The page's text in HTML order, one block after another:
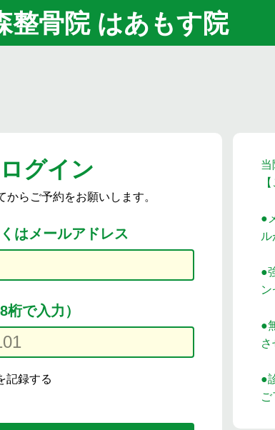
骨院 はあもす院
当
●
ル
●
●
さ
●
ご
ログイン
からご予約をお願いします。
はメールアドレス
で入力）
記録する